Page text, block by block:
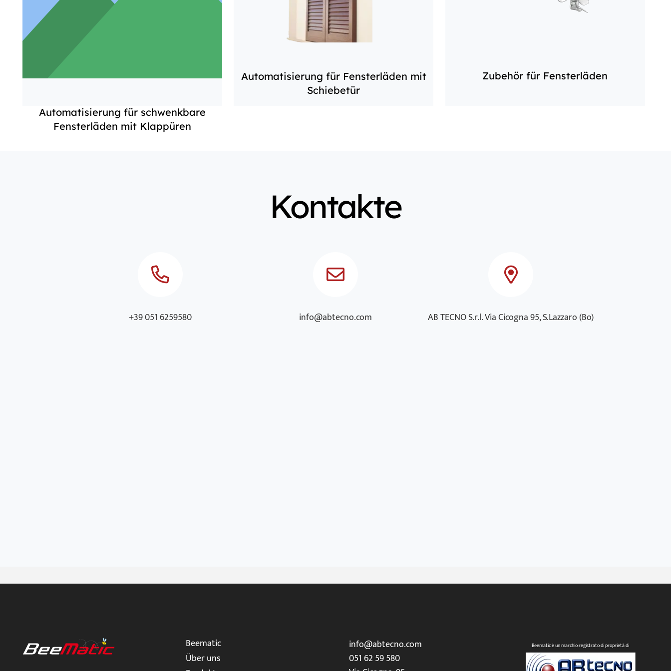
Automatisierung für schwenkbare
Fensterläden mit Klappüren
Automatisierung für Fensterläden mit
Schiebetür
Zubehör für Fensterläden
Kontakte
+39 051 6259580 info@abtecno.com AB TECNO S.r.l. Via Cicogna 95, S.Lazzaro (Bo)
Beematic
Über uns
info@abtecno.com
051 62 59 580
Beematic è un marchio registrato di proprietà di